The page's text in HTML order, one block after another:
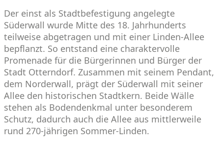
Der einst als Stadtbefestigung angelegte
Süderwall wurde Mitte des 18. Jahrhunderts
teilweise abgetragen und mit einer Linden-Allee
bepflanzt. So entstand eine charaktervolle
Promenade für die Bürgerinnen und Bürger der
Stadt Otterndorf. Zusammen mit seinem Pendant,
dem Norderwall, prägt der Süderwall mit seiner
Allee den historischen Stadtkern. Beide Wälle
stehen als Bodendenkmal unter besonderem
Schutz, dadurch auch die Allee aus mittlerweile
rund 270-jährigen Sommer-Linden.